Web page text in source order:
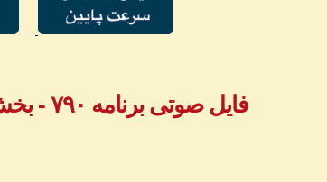
فایل صوتی برنامه ۷۹۰ - بخش اول پیامهای تلفنی